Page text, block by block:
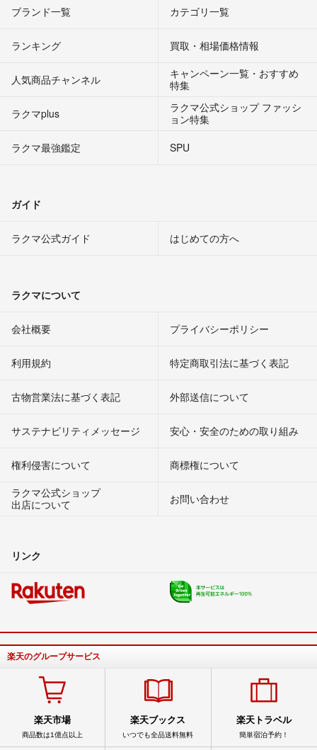
ブランド一覧 カテゴリ一覧
ランキング 買取・相場価格情報
人気商品チャンネル
キャンペーン一覧・おすすめ
特集
ラクマplus
ラクマ公式ショップ ファッシ
ョン特集
ラクマ最強鑑定
SPU
ガイド
ラクマ公式ガイド はじめての方へ
ラクマについて
会社概要 プライバシーポリシー
利用規約 特定商取引法に基づく表記
古物営業法に基づく表記 外部送信について
サステナビリティメッセージ 安心・安全のための取り組み
権利侵害について
商標権について
ラクマ公式ショップ
出店について
お問い合わせ
リンク
楽天のグループサービス
楽天市場
商品数は1億点以上
楽天ブックス
いつでも全品送料無料
楽天トラベル
簡単宿泊予約！